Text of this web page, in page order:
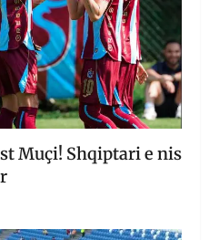
Muçi! Shqiptari e nis